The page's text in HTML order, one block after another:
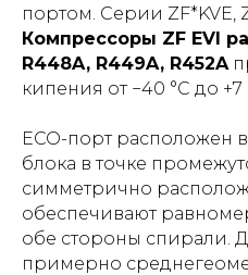
портом. Серии ZF*KVE,
Компрессоры ZF EVI
R448A, R449A, R452A
кипения от −40 °C до +7
ECO-порт расположен
блока в точке
симметрично
обеспечивают
обе стороны спирали.
примерно